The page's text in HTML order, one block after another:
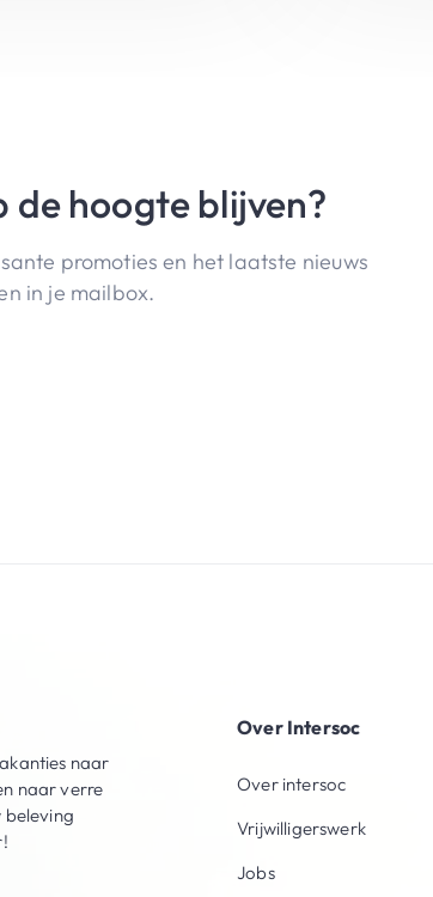
de hoogte blijven?
promoties en het laatste nieuws
in je mailbox.
naar
naar verre
beleving
Over Intersoc
Over intersoc
Vrijwilligerswerk
Jobs